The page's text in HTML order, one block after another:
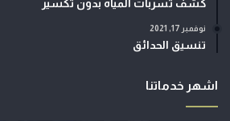
كشف تسربات المياه بدون تكسير
نوفمبر 17, 2021
تنسيق الحدائق
اشهر خدماتنا